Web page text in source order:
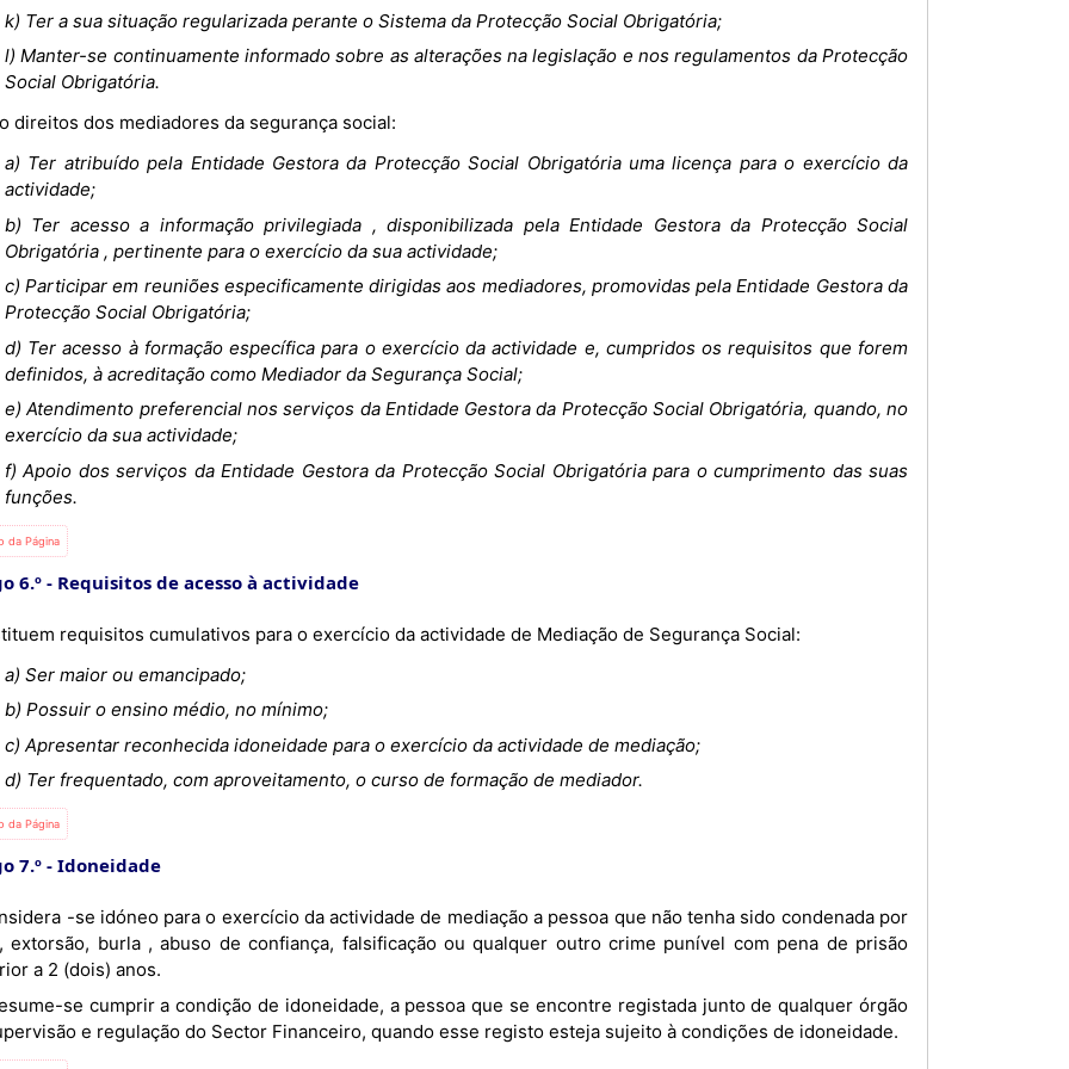
k) Ter a sua situação regularizada perante o Sistema da Protecção Social Obrigatória;
l) Manter-se continuamente informado sobre as alterações na legislação e nos regulamentos da Protecção
Social Obrigatória.
direitos dos mediadores da segurança social:
a) Ter atribuído pela Entidade Gestora da Protecção Social Obrigatória uma licença para o exercício da
actividade;
b) Ter acesso a informação privilegiada , disponibilizada pela Entidade Gestora da Protecção Social
Obrigatória , pertinente para o exercício da sua actividade;
c) Participar em reuniões especificamente dirigidas aos mediadores, promovidas pela Entidade Gestora da
Protecção Social Obrigatória;
d) Ter acesso à formação específica para o exercício da actividade e, cumpridos os requisitos que forem
definidos, à acreditação como Mediador da Segurança Social;
e) Atendimento preferencial nos serviços da Entidade Gestora da Protecção Social Obrigatória, quando, no
exercício da sua actividade;
f) Apoio dos serviços da Entidade Gestora da Protecção Social Obrigatória para o cumprimento das suas
funções.
da Página
6.º Requisitos de acesso à actividade
requisitos cumulativos para o exercício da actividade de Mediação de Segurança Social:
a) Ser maior ou emancipado;
b) Possuir o ensino médio, no mínimo;
c) Apresentar reconhecida idoneidade para o exercício da actividade de mediação;
d) Ter frequentado, com aproveitamento, o curso de formação de mediador.
da Página
7.º Idoneidade
extorsão, burla , abuso de confiança, falsificação ou qualquer outro crime punível com pena de prisão
a 2 (dois) anos.
e regulação do Sector Financeiro, quando esse registo esteja sujeito à condições de idoneidade.